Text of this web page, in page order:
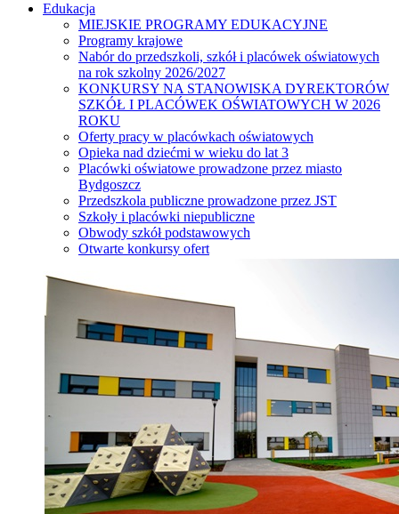
Edukacja
MIEJSKIE PROGRAMY EDUKACYJNE
Programy krajowe
Nabór do przedszkoli, szkół i placówek oświatowych
na rok szkolny 2026/2027
KONKURSY NA STANOWISKA DYREKTORÓW
SZKÓŁ I PLACÓWEK OŚWIATOWYCH W 2026
ROKU
Oferty pracy w placówkach oświatowych
Opieka nad dziećmi w wieku do lat 3
Placówki oświatowe prowadzone przez miasto
Bydgoszcz
Przedszkola publiczne prowadzone przez JST
Szkoły i placówki niepubliczne
Obwody szkół podstawowych
Otwarte konkursy ofert